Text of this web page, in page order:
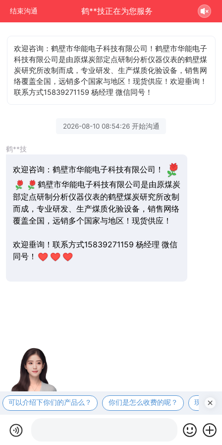
结束沟通 鹤**技正在为您服务
欢迎咨询：鹤壁市华能电子科技有限公司！鹤壁市华能电子
科技有限公司是由原煤炭部定点研制分析仪器仪表的鹤壁煤
炭研究所改制而成，专业研发、生产煤质化验设备，销售网
络覆盖全国，远销多个国家与地区！现货供应！欢迎垂询！
联系方式15839271159 杨经理 微信同号！
2026-08-10 08:54:26 开始沟通
鹤**技
欢迎咨询：鹤壁市华能电子科技有限公司！
鹤壁市华能电子科技有限公司是由原煤炭
部定点研制分析仪器仪表的鹤壁煤炭研究所改制
而成，专业研发、生产煤质化验设备，销售网络
覆盖全国，远销多个国家与地区！现货供应！
欢迎垂询！联系方式15839271159 杨经理 微信
同号！
可以介绍下你们的产品么？ 你们是怎么收费的呢？ 现在有